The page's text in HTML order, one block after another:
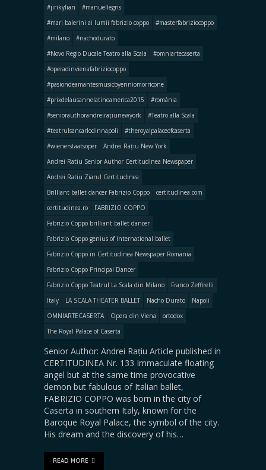
#jirikylian
#manuellegris
#mari balerini ai lumii fabrizio coppo
#masterfabriziocoppo
#milano
#nachodurato
#Novo Regio Ducale Teatro alla Scala
#omniartecaserta
#operadinvienafabriziocoppo
#pasiondeamantesmusicbyenniomorricone
#prixdelausannelatinoamerica2015
#românia
#seniorauthorandreirațiunewyork
#Teatro alla Scala
#teatrulsancarlodinnapoli
#theroyalpalaceofcaserta
#wienerstaatsoper
Andrei Rațiu New York
Andrei Ratiu Senior Author Certitudinea Newspaper
Andrei Ratiu Ziarul Certitudinea
Brilliant ballet dancer Fabrizio Coppo
certitudinea.com
certitudinea.ro
FABRIZIO COPPO
Fabrizio Coppo brilliant ballet dancer
Fabrizio Coppo genius of international ballet
Fabrizio Coppo in Certitudinea Newspaper Romania
Fabrizio Coppo Principal Dancer
Fabrizio Coppo Teatrul La Scala din Milano
Franco Zeffirelli
Italy
LA SCALA THEATER BALLET Nacho Durato
Napoli
OMNIARTECASERTA
Opera din Viena
ortodox
The Royal Palace of Caserta
Senior Author: Andrei Rațiu Article published in
CERTITUDINEA Nr. 133 Immaculate floating
angel but at the same time provocative
demon but fabulous of Italian ballet,
FABRIZIO COPPO was born in the city of
Caserta in southern Italy, known for the
Baroque Royal Palace, the symbol of the city.
His dream and the discovery of his…
READ MORE